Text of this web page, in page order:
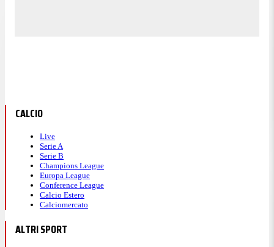
CALCIO
Live
Serie A
Serie B
Champions League
Europa League
Conference League
Calcio Estero
Calciomercato
ALTRI SPORT